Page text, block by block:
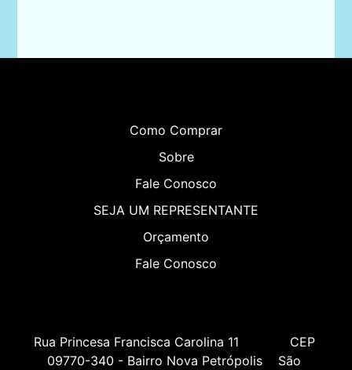
Como Comprar
Sobre
Fale Conosco
SEJA UM REPRESENTANTE
Orçamento
Fale Conosco
Rua Princesa Francisca Carolina 11             CEP
09770-340 - Bairro Nova Petrópolis    São